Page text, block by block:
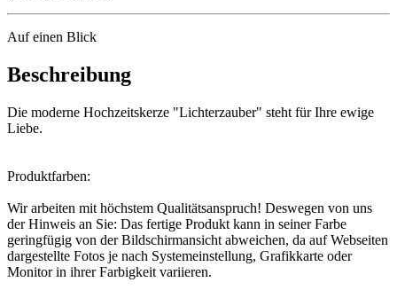
Auf einen Blick
Beschreibung
Die moderne Hochzeitskerze "Lichterzauber" steht für Ihre ewige
Liebe.
Produktfarben:
Wir arbeiten mit höchstem Qualitätsanspruch! Deswegen von uns
der Hinweis an Sie: Das fertige Produkt kann in seiner Farbe
geringfügig von der Bildschirmansicht abweichen, da auf Webseiten
dargestellte Fotos je nach Systemeinstellung, Grafikkarte oder
Monitor in ihrer Farbigkeit variieren.